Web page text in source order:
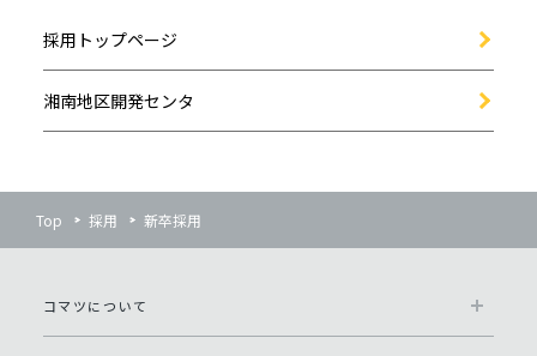
採用トップページ
湘南地区開発センタ
Top 採用 新卒採用
コマツについて